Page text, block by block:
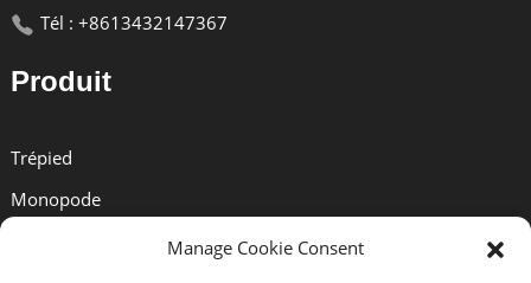
Tél : +8613432147367
Produit
Trépied
Monopode
Manage Cookie Consent